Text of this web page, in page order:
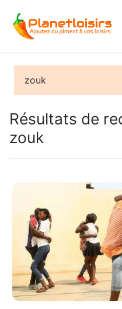
contenu
Résultats de
zouk